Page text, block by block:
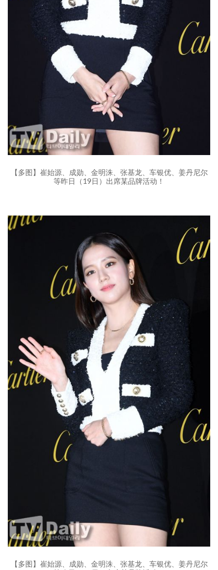
【多图】崔始源、成勋、金明洙、张基龙、车银优、姜丹尼尔
等昨日（19日）出席某品牌活动！
【多图】崔始源、成勋、金明洙、张基龙、车银优、姜丹尼尔